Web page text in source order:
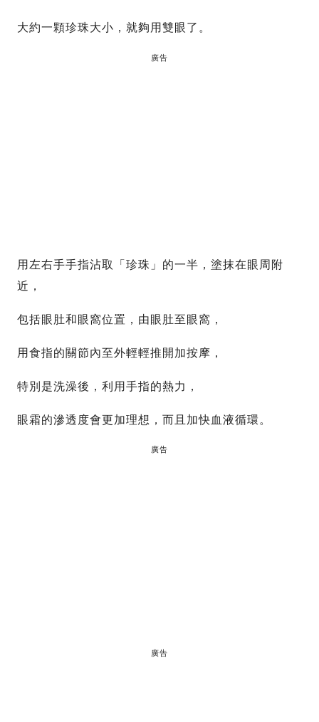
大約一顆珍珠大小，就夠用雙眼了。
廣告
用左右手手指沾取「珍珠」的一半，塗抹在眼周附
近，
包括眼肚和眼窩位置，由眼肚至眼窩，
用食指的關節內至外輕輕推開加按摩，
特別是洗澡後，利用手指的熱力，
眼霜的滲透度會更加理想，而且加快血液循環。
廣告
廣告